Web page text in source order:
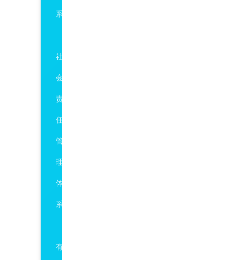
系
社
会
责
任
管
理
体
系
有